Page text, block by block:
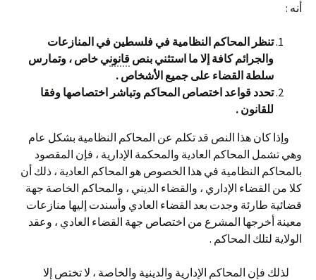
أنه :
تنظر المحاكم النظامية في فلسطين في المنازعات
والجرائم كافة إلا ما استثني بنص قانوني خاص ، وتمارس
سلطة القضاء على جميع الأشخاص .
تحدد قواعد اختصاص المحاكم وتباشر اختصاصها وفقا
للقانون .
وإذا كان هذا النص قد تكلم عن المحاكم النظامية بشكل عام
وهي تشمل المحاكم العادية والمحكمة الإدارية ، فإن المقصود
بالمحاكم النظامية في هذا الخصوص هو المحاكم العادية ، ذلك أن
كلا من القضاء الإداري ، والقضاء الديني ، والمحاكم الخاصة جهة
قضائية طارئة وجدت بعد القضاء العادي وأسندت إليها منازعات
معينة أخرجها المشرع من اختصاص جهة القضاء العادي ، وعقد
الولاية لتلك المحاكم .
لذلك فإن المحاكم الإدارية والدينية والخاصة ، لا تختص إلا